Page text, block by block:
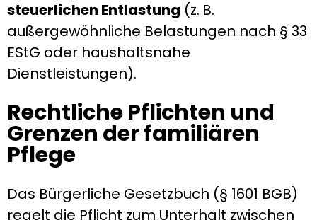
steuerlichen Entlastung (z. B.
außergewöhnliche Belastungen nach § 33
EStG oder haushaltsnahe
Dienstleistungen).
Rechtliche Pflichten und
Grenzen der familiären
Pflege
Das Bürgerliche Gesetzbuch (§ 1601 BGB)
regelt die Pflicht zum Unterhalt zwischen